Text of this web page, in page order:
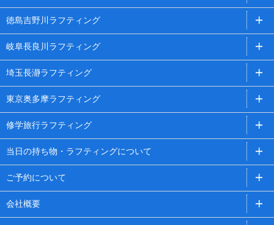
徳島吉野川ラフティング
岐阜長良川ラフティング
埼玉長瀞ラフティング
東京奥多摩ラフティング
修学旅行ラフティング
当日の持ち物・ラフティングについて
ご予約について
会社概要